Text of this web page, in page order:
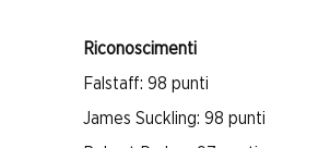
Riconoscimenti
Falstaff: 98 punti
James Suckling: 98 punti